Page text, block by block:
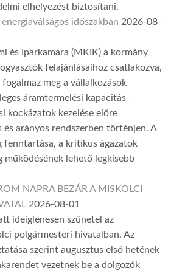
elhelyezést biztosítani.
időszakban 2026-08-
és Iparkamara (MKIK) a kormány
felajánlásaihoz csatlakozva,
meg a vállalkozások
áramtermelési kapacitás-
kockázatok kezelése előre
arányos rendszerben történjen. A
fenntartása, a kritikus ágazatok
működésének lehető legkisebb
NAPRA BEZÁR A MISKOLCI
2026-08-01
ideiglenesen szünetel az
polgármesteri hivatalban. Az
szerint augusztus első hetének
vezetnek be a dolgozók